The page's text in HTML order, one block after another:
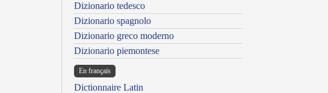
Dizionario tedesco
Dizionario spagnolo
Dizionario greco moderno
Dizionario piemontese
En français
Dictionnaire Latin